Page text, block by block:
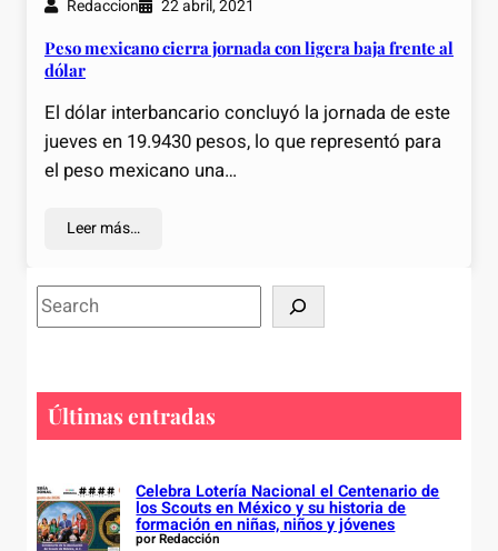
Redaccion 22 abril, 2021
Peso mexicano cierra jornada con ligera baja frente al
dólar
El dólar interbancario concluyó la jornada de este
jueves en 19.9430 pesos, lo que representó para
el peso mexicano una…
Leer más…
S
e
h
Últimas entradas
Celebra Lotería Nacional el Centenario de
los Scouts en México y su historia de
formación en niñas, niños y jóvenes
por Redacción